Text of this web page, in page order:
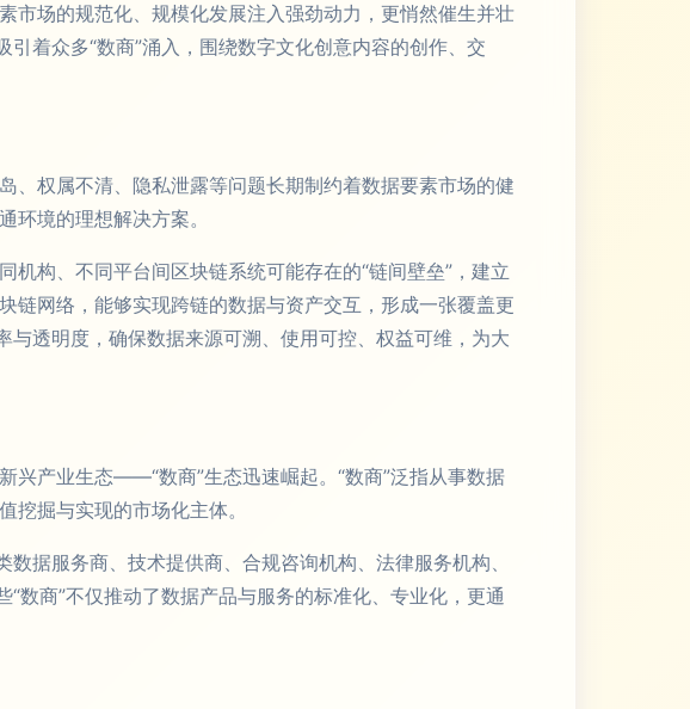
市场的规范化、规模化发展注入强劲动力，更悄然催生并壮
着众多“数商”涌入，围绕数字文化创意内容的创作、交
、权属不清、隐私泄露等问题长期制约着数据要素市场的健
环境的理想解决方案。
构、不同平台间区块链系统可能存在的“链间壁垒”，建立
链网络，能够实现跨链的数据与资产交互，形成一张覆盖更
透明度，确保数据来源可溯、使用可控、权益可维，为大
兴产业生态——“数商”生态迅速崛起。“数商”泛指从事数据
掘与实现的市场化主体。
据服务商、技术提供商、合规咨询机构、法律服务机构、
数商”不仅推动了数据产品与服务的标准化、专业化，更通